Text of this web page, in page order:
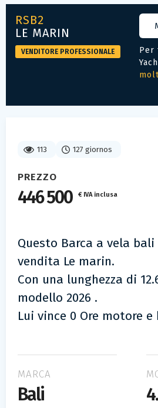
113 127 giornos
PREZZO
446 500 € IVA inclusa
Questo Barca a vela
vendita Le marin.
Con una lunghezza di
modello 2026 .
Lui vince 0 Ore motore e
MARCA
Bali
RSB2
LE MARIN
VENDITORE PROFESSIONALE
Per